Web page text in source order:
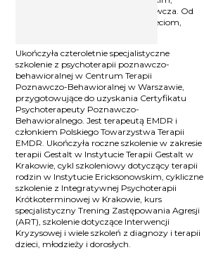
specjalność psychologia wychowawcza. Od
ponad dwudziestu lat pomaga dzieciom,
Ukończyła czteroletnie specjalistyczne
szkolenie z psychoterapii poznawczo-
behawioralnej w Centrum Terapii
Poznawczo-Behawioralnej w Warszawie,
przygotowujące do uzyskania Certyfikatu
Psychoterapeuty Poznawczo-
Behawioralnego. Jest terapeutą EMDR i
członkiem Polskiego Towarzystwa Terapii
EMDR. Ukończyła roczne szkolenie w zakresie
terapii Gestalt w Instytucie Terapii Gestalt w
Krakowie, cykl szkoleniowy dotyczący terapii
rodzin w Instytucie Ericksonowskim, cykliczne
szkolenie z Integratywnej Psychoterapii
Krótkoterminowej w Krakowie, kurs
specjalistyczny Trening Zastępowania Agresji
(ART), szkolenie dotyczące Interwencji
Kryzysowej i wiele szkoleń z diagnozy i terapii
dzieci, młodzieży i dorosłych.